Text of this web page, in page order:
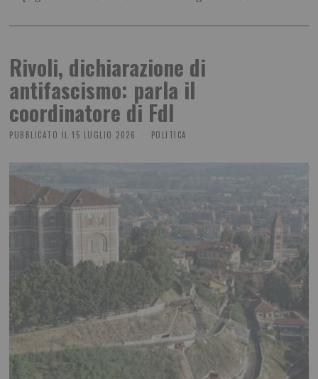
Rivoli, dichiarazione di
antifascismo: parla il
coordinatore di FdI
PUBBLICATO IL 15 LUGLIO 2026 POLITICA